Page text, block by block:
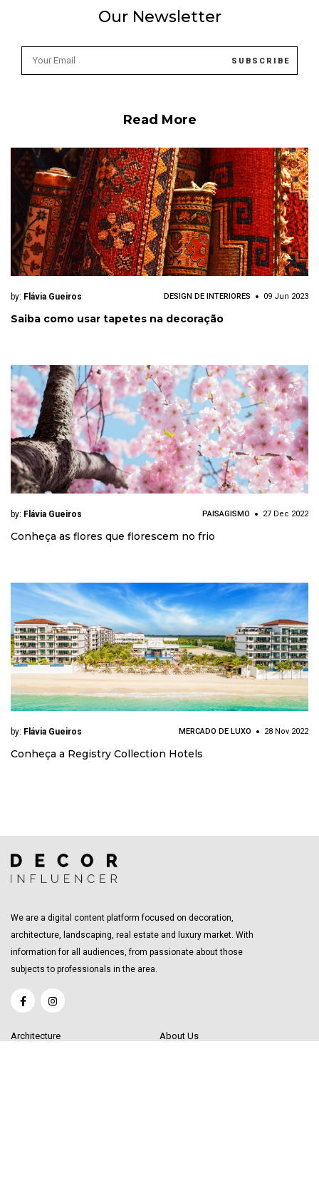
Our Newsletter
Read More
by: Flávia Gueiros DESIGN DE INTERIORES 09 Jun 2023
Saiba como usar tapetes na decoração
by: Flávia Gueiros PAISAGISMO 27 Dec 2022
Conheça as flores que florescem no frio
by: Flávia Gueiros MERCADO DE LUXO 28 Nov 2022
Conheça a Registry Collection Hotels
We are a digital content platform focused on decoration,
architecture, landscaping, real estate and luxury market. With
information for all audiences, from passionate about those
subjects to professionals in the area.
Architecture About Us